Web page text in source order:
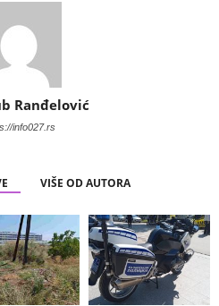
Ranđelović
info027.rs
VIŠE OD AUTORA